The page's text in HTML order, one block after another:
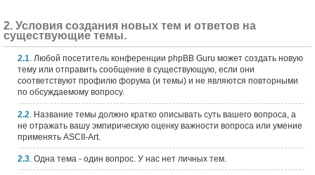
2. Условия создания новых тем и ответов на
существующие темы.
2.1. Любой посетитель конференции phpBB Guru может создать новую
тему или отправить сообщение в существующую, если они
соответствуют профилю форума (и темы) и не являются повторными
по обсуждаемому вопросу.
2.2. Название темы должно кратко описывать суть вашего вопроса, а
не отражать вашу эмпирическую оценку важности вопроса или умение
применять ASCII-Art.
2.3. Одна тема - один вопрос. У нас нет личных тем.